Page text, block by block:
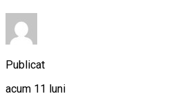
Publicat
acum 11 luni